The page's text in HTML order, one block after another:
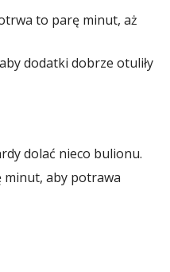
to parę minut, aż
dodatki dobrze otuliły
dolać nieco bulionu.
minut, aby potrawa